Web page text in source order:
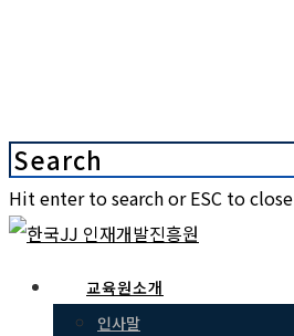
Hit enter to search or ESC to close
교육원소개
인사말